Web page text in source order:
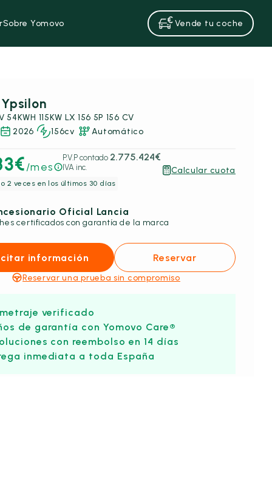
Sobre Yomovo Vende tu coche
54KWH 115KW LX 156 5P 156 CV
2026 156cv Automático
/mes
P.V.P contado 2.775.424€
IVA inc.
2 veces en los últimos 30 días
Calcular cuota
Oficial Lancia
certificados con garantía de la marca
información Reservar
Reservar una prueba sin compromiso
verificado
de garantía con Yomovo Care®
con reembolso en 14 días
inmediata a toda España